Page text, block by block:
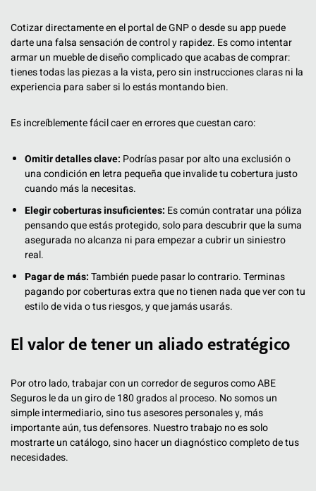
Cotizar directamente en el portal de GNP o desde su app puede
darte una falsa sensación de control y rapidez. Es como intentar
armar un mueble de diseño complicado que acabas de comprar:
tienes todas las piezas a la vista, pero sin instrucciones claras ni la
experiencia para saber si lo estás montando bien.
Es increíblemente fácil caer en errores que cuestan caro:
Omitir detalles clave: Podrías pasar por alto una exclusión o
una condición en letra pequeña que invalide tu cobertura justo
cuando más la necesitas.
Elegir coberturas insuficientes: Es común contratar una póliza
pensando que estás protegido, solo para descubrir que la suma
asegurada no alcanza ni para empezar a cubrir un siniestro
real.
Pagar de más:También puede pasar lo contrario. Terminas
pagando por coberturas extra que no tienen nada que ver con tu
estilo de vida o tus riesgos, y que jamás usarás.
El valor de tener un aliado estratégico
Por otro lado, trabajar con un corredor de seguros como ABE
Seguros le da un giro de 180 grados al proceso. No somos un
simple intermediario, sino tus asesores personales y, más
importante aún, tus defensores. Nuestro trabajo no es solo
mostrarte un catálogo, sino hacer un diagnóstico completo de tus
necesidades.